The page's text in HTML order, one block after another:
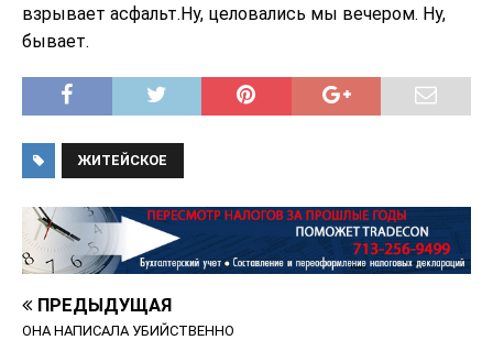
взрывает асфальт.Ну, целовались мы вечером. Ну,
бывает.
ЖИТЕЙСКОЕ
ПРЕДЫДУЩАЯ
ОНА НАПИСАЛА УБИЙСТВЕННО